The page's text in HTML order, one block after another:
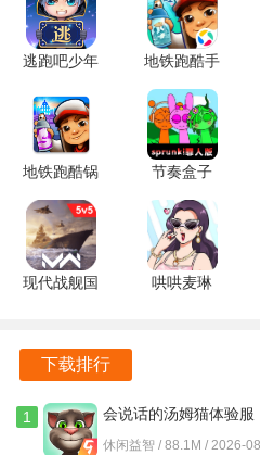
在面对SCP实体时，保持冷静
策略，适时选择逃跑或反击，避
多次尝试不同的选择，探索不
带来不同的体验，增加了游戏的
SCP收容失效在玩法上展现了
计让玩家在紧张的氛围中感受
SCP实体的遭遇都充满了不确
玩家在每次游玩中都能体验到
特的恐怖体验和深度的策略玩
注，成为同类佼佼者。
逃跑吧少年
8.40.0 官方
正版
地铁跑酷手
表版 7.04.0
中文版
地铁跑酷锅
铲QAQ定
制版 7.04.0
安卓版
节奏盒子
sprunki罪
人版 v1.1.1
官方正版
现代战舰国
安卓版
哄哄麦琳
下载排行
1
会说话的汤姆猫体验服
3.10.0.890 手机版
休闲益智 / 88.1M / 2026-